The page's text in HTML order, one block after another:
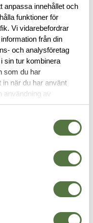
anpassa innehållet och
funktioner för
Vi vidarebefordrar
från din
och analysföretag
sin tur kombinera
som du har
in när du har använt
användning av
av